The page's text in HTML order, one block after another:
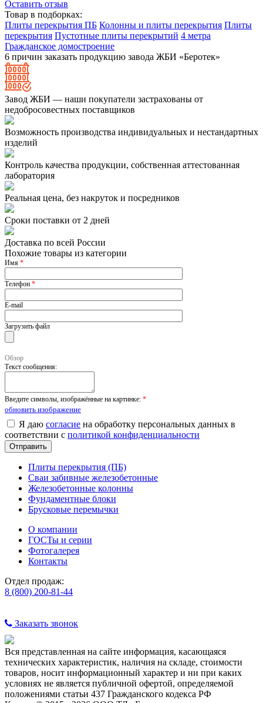
Оставить отзыв
Товар в подборках:
Плиты перекрытия ПБ Колонны и плиты перекрытия Плиты
перекрытия Пустотные плиты перекрытий 4 метра
Гражданское домостроение
6 причин заказать продукцию завода ЖБИ «Беротек»
Завод ЖБИ — наши покупатели застрахованы от
недобросовестных поставщиков
Возможность производства индивидуальных и нестандартных
изделий
Контроль качества продукции, собственная аттестованная
лаборатория
Реальная цена, без накруток и посредников
Сроки поставки от 2 дней
Доставка по всей России
Похожие товары из категории
Имя *
Телефон *
E-mail
Загрузить файл
Обзор
Текст сообщения:
Введите символы, изображённые на картинке: *
обновить изображение
Я даю согласие на обработку персональных данных в
соответствии с политикой конфиденциальности
Плиты перекрытия (ПБ)
Сваи забивные железобетонные
Железобетонные колонны
Фундаментные блоки
Брусковые перемычки
О компании
ГОСТы и серии
Фотогалерея
Контакты
Отдел продаж:
8 (800) 200-81-44
Заказать звонок
Вся представленная на сайте информация, касающаяся
технических характеристик, наличия на складе, стоимости
товаров, носит информационный характер и ни при каких
условиях не является публичной офертой, определяемой
положениями статьи 437 Гражданского кодекса РФ